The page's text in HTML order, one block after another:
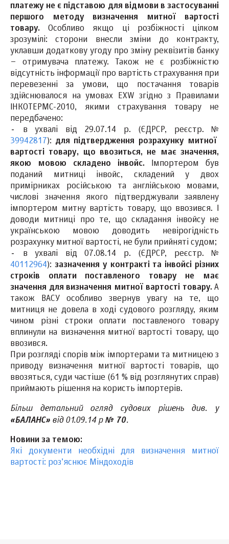
платежу не є підставою для відмови в застосуванні
першого методу визначення митної вартості
товару. Особливо якщо ці розбіжності цілком
зрозумілі: сторони внесли зміни до контракту,
уклавши додаткову угоду про зміну реквізитів банку
– отримувача платежу. Також не є розбіжністю
відсутність інформації про вартість страхування при
перевезенні за умови, що постачання товарів
здійснювалося на умовах EXW згідно з Правилами
ІНКОТЕРМС-2010, якими страхування товару не
передбачено:
- в ухвалі від 29.07.14 р. (ЄДРСР, реєстр. №
39942817): для підтвердження розрахунку митної
вартості товару, що ввозиться, не має значення,
якою мовою складено інвойс.
Імпортером був
поданий митниці інвойс, складений у двох
примірниках російською та англійською мовами,
числові значення якого підтверджували заявлену
імпортером митну вартість товару, що ввозився. І
доводи митниці про те, що складання інвойсу не
українською мовою доводить невірогідність
розрахунку митної вартості, не були прийняті судом;
- в ухвалі від 07.08.14 р. (ЄДРСР, реєстр. №
40112964): зазначення у контракті та інвойсі різних
строків оплати поставленого товару не має
значення для визначення митної вартості товару.А
також ВАСУ особливо звернув увагу на те, що
митниця не довела в ході судового розгляду, яким
чином різні строки оплати поставленого товару
вплинули на визначення митної вартості товару, що
ввозився.
При розгляді спорів між імпортерами та митницею з
приводу визначення митної вартості товарів, що
ввозяться, суди частіше (61 % від розглянутих справ)
приймають рішення на користь імпортерів.
Більш детальний огляд судових рішень див. у
«БАЛАНС» від 01.09.14 р № 70.
Новини за темою:
Які документи необхідні для визначення митної
вартості: роз’яснює Міндоходів